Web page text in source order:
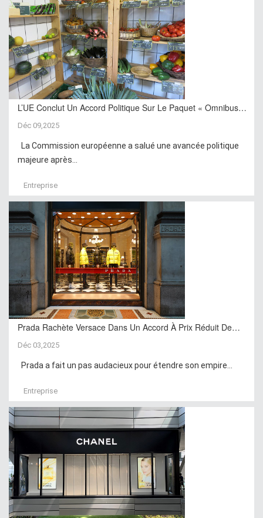
L’UE Conclut Un Accord Politique Sur Le Paquet « Omnibus…
Déc 09,2025
La Commission européenne a salué une avancée politique
majeure après...
Entreprise
Prada Rachète Versace Dans Un Accord À Prix Réduit De…
Déc 03,2025
Prada a fait un pas audacieux pour étendre son empire...
Entreprise